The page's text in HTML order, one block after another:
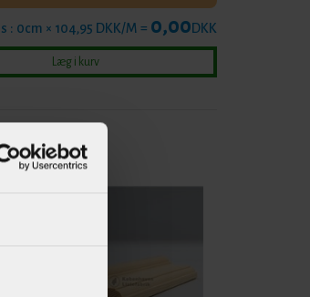
: 0cm × 104,95 DKK/M = 0,00DKK